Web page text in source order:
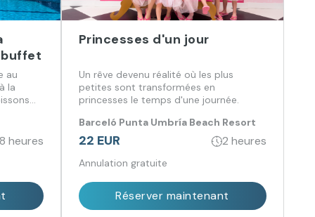
buffet
au
la
heures
Princesses d'un jour
Un rêve devenu réalité où les plus
petites sont transformées en
princesses le temps d'une journée.
Barceló Punta Umbría Beach Resort
22 EUR 2 heures
Annulation gratuite
Réserver maintenant